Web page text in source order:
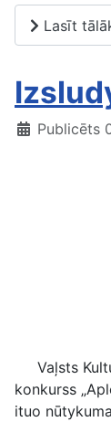
Lasīt
Publicēts
Vaļsts
konkurss
ituo